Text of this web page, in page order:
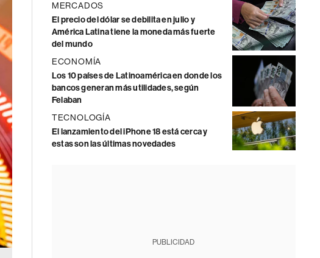
MERCADOS
El precio del dólar se debilita en julio y
América Latina tiene la moneda más fuerte
del mundo
ECONOMÍA
Los 10 países de Latinoamérica en donde los
bancos generan más utilidades, según
Felaban
TECNOLOGÍA
El lanzamiento del iPhone 18 está cerca y
estas son las últimas novedades
PUBLICIDAD